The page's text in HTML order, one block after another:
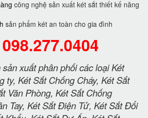
công nghệ sản xuất két sắt thiết kế năng
sản phẩm két an toàn cho gia đình
xuất phân phối các loại Két
ty, Két Sắt Chống Cháy, Két Sắt
Văn Phòng, Két Sắt Chống
Tay, Két Sắt Điện Tử, Két Sắt Đổi